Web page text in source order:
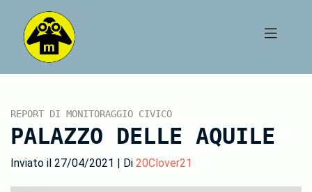
REPORT DI MONITORAGGIO CIVICO
PALAZZO DELLE AQUILE
Inviato il 27/04/2021 | Di 20Clover21